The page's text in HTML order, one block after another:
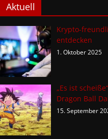
Aktuell
Krypto-
entdecken
1. Oktober 2025
„Es ist
Dragon Ball
15. September